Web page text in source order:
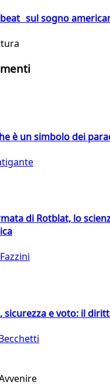
sul sogno
è un simbolo dei
di Rotblat, lo
sicurezza e voto: il